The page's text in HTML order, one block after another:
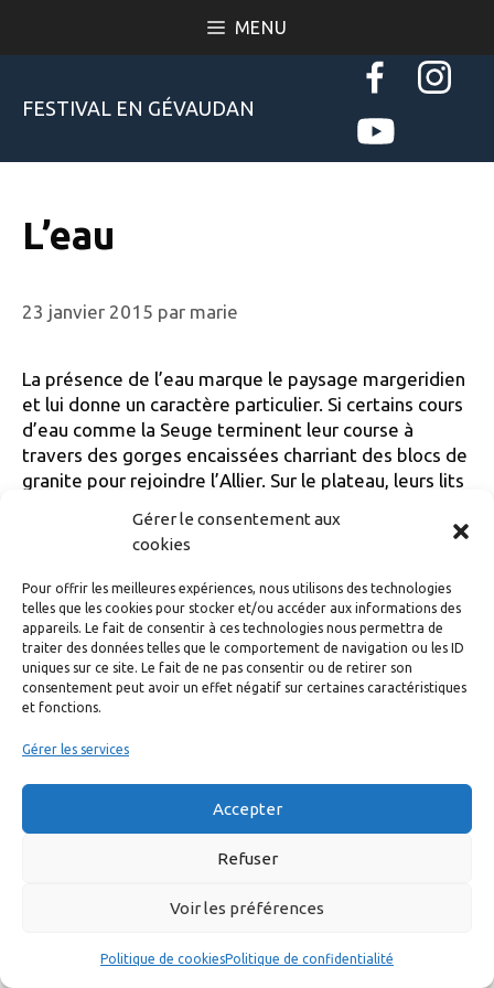
Gérer le consentement aux
cookies
Pour offrir les meilleures expériences, nous utilisons des technologies
telles que les cookies pour stocker et/ou accéder aux informations des
appareils. Le fait de consentir à ces technologies nous permettra de
traiter des données telles que le comportement de navigation ou les ID
uniques sur ce site. Le fait de ne pas consentir ou de retirer son
consentement peut avoir un effet négatif sur certaines caractéristiques
et fonctions.
Gérer les services
Accepter
Refuser
Voir les préférences
Politique de cookiesPolitique de confidentialité
contenu
MENU
FESTIVAL EN GÉVAUDAN
L’eau
23 janvier 2015 par marie
La présence de l’eau marque le paysage margeridien
et lui donne un caractère particulier. Si certains cours
d’eau comme la Seuge terminent leur course à
travers des gorges encaissées charriant des blocs de
granite pour rejoindre l’Allier. Sur le plateau, leurs lits
Catégories
Patrimoine du Gevaudan
Le granite
Le mont Mouchet
©2026 Festival en Gévaudan |Mentions légales